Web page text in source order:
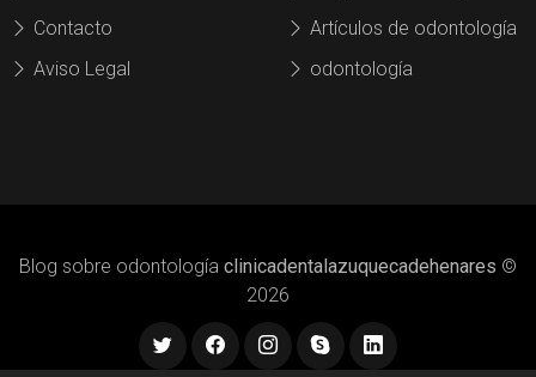
Contacto
Aviso Legal
Artículos de odontología
odontología
Blog sobre odontología clinicadentalazuquecadehenares ©
2026